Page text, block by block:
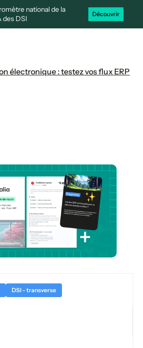
national de la
des DSI
Découvrir
électronique : testez vos flux ERP
DSI - transverse